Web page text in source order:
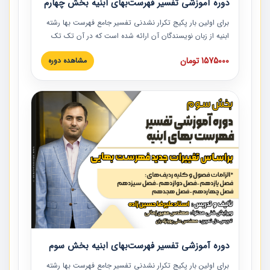
دوره آموزشی تفسیر فهرست‌بهای ابنیه بخش چهارم
برای اولین بار پکیج تکرار نشدنی تفسیر جامع فهرست بها رشته
ابنیه از زبان نویسندگان آن ارائه شده است که در آن تک تک
ردیف ها و مطالب فهرست بها تفسیر و ارائه شده است. این
دوره به صورت کامل تصویری بوده و به همراه تصاویر عملیات
دوره با کلام مهندس علیرضاحسین‌زاده مدیر پروژه مهندسی
مشاور در امر بازنگری فهرست بها رشته ابنیه ارائه شده و به تمام
همکارانی که در حوزه صنعت ساخت در حال فعالیت هستند حتما
توصیه می کنیم از مطالب این دوره استفاده نمایند.
1575000 تومان مشاهده دوره
دوره آموزشی تفسیر فهرست‌بهای ابنیه بخش سوم
برای اولین بار پکیج تکرار نشدنی تفسیر جامع فهرست بها رشته